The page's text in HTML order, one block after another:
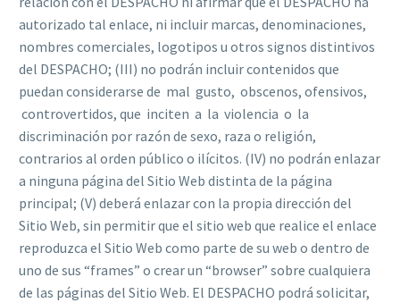
autorizado tal enlace, ni incluir marcas, denominaciones,
nombres comerciales, logotipos u otros signos distintivos
del DESPACHO; (III) no podrán incluir contenidos que
puedan considerarse de mal gusto, obscenos, ofensivos,
controvertidos, que inciten a la violencia o la
discriminación por razón de sexo, raza o religión,
contrarios al orden público o ilícitos. (IV) no podrán enlazar
a ninguna página del Sitio Web distinta de la página
principal; (V) deberá enlazar con la propia dirección del
Sitio Web, sin permitir que el sitio web que realice el enlace
reproduzca el Sitio Web como parte de su web o dentro de
uno de sus “frames” o crear un “browser” sobre cualquiera
de las páginas del Sitio Web. El DESPACHO podrá solicitar,